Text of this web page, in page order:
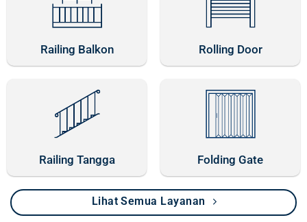
Railing Balkon Rolling Door
Railing Tangga Folding Gate
Lihat Semua Layanan